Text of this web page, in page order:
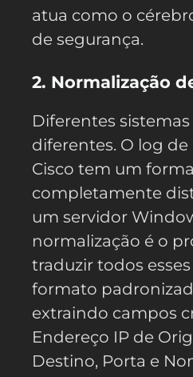
atua como o
de segurança.
2. Normalização
Diferentes
diferentes. O log
Cisco tem um
completamente
um servidor
normalização é o
traduzir todos
formato
extraindo campos
Endereço IP de
Destino, Porta e